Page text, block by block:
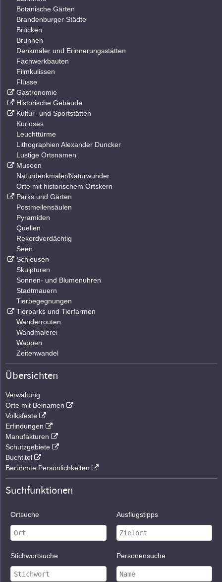
Botanische Gärten
Brandenburger Städte
Brücken
Brunnen
Denkmäler und Erinnerungsstätten
Fachwerkbauten
Filmkulissen
Flüsse
Gastronomie
Historische Gebäude
Kultur- und Sportstätten
Kurioses
Leuchttürme
Lithographien Alexander Duncker
Lustige Ortsnamen
Museen
Naturdenkmäler/Naturwunder
Orte mit historischem Ortskern
Parks und Gärten
Postmeilensäulen
Pyramiden
Quellen
Rekordverdächtig
Seen
Schleusen
Skulpturen
Sonnen- und Blumenuhren
Stadtmauern
Tierbegegnungen
Tierparks und Tierfarmen
Wanderrouten
Wandmalerei
Wappen
Zeitenwandel
Übersichten
Verwaltung
Orte mit Beinamen
Volksfeste
Erfindungen
Manufakturen
Schutzgebiete
Buchtitel
Berühmte Persönlichkeiten
Suchfunktionen
Ortsuche Ausflugstipps
Stichwortsuche Personensuche